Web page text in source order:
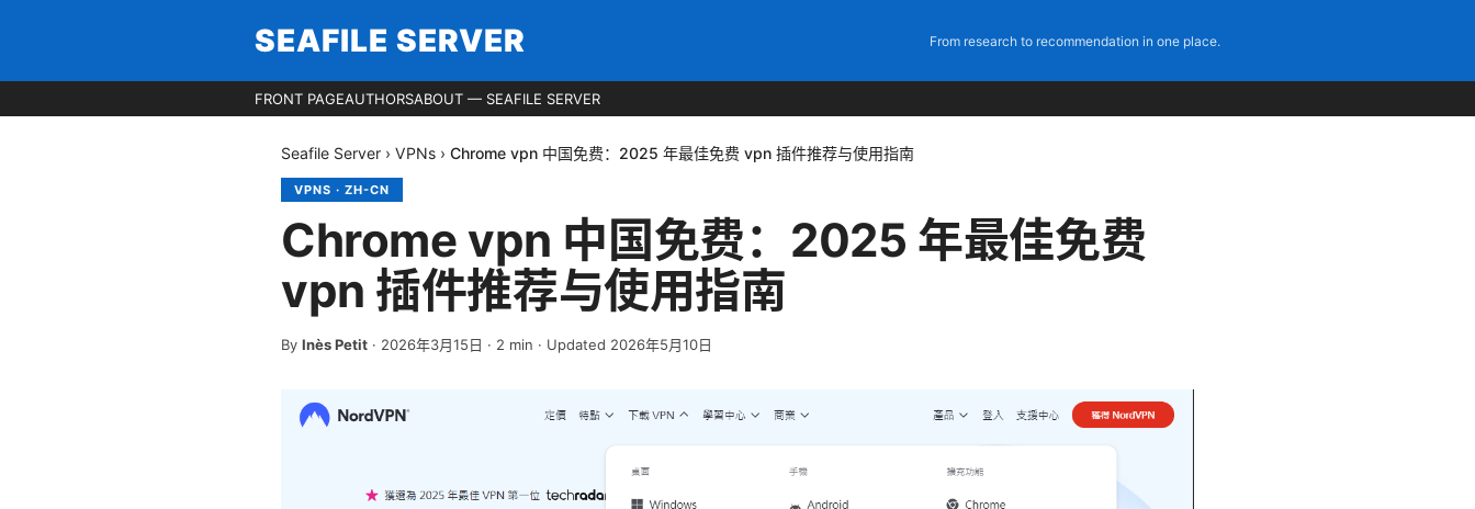
SEAFILE SERVER From research to recommendation in one place.
FRONT PAGEAUTHORSABOUT — SEAFILE SERVER
Seafile Server › VPNs › Chrome vpn 中国免费：2025 年最佳免费 vpn 插件推荐与使用指南
VPNS · ZH-CN
Chrome vpn 中国免费：2025 年最佳免费
vpn 插件推荐与使用指南
By Inès Petit · 2026年3月15日 · 2 min · Updated 2026年5月10日